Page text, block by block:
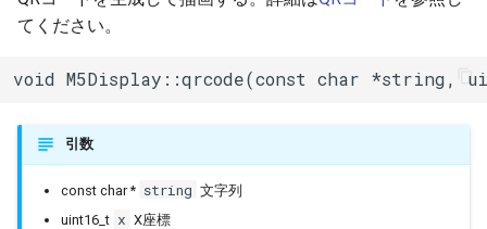
テキスト折返し設定
setTextWrap()
テキスト描画座標設定
setTextDatum()
setTextPadding()
esptool::BaseFirmwareImage
esptool::ELFFile
esptool::ELFSection
てください。
void M5Display::qrcode(const char *string,
引数
const char * string 文字列
uint16_t x X座標